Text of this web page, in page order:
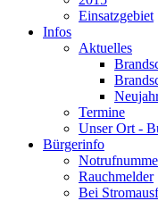
Einsatzgebiet
Infos
Aktuelles
Termine
Unser Ort -
Bürgerinfo
Rauchmelder
Bei